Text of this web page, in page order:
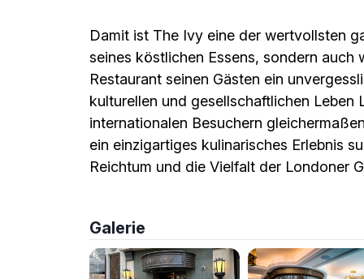
Damit ist The Ivy eine der wertvollsten
seines köstlichen Essens, sondern auch
Restaurant seinen Gästen ein
kulturellen und gesellschaftlichen
internationalen Besuchern
ein einzigartiges kulinarisches Erlebnis
Reichtum und die Vielfalt der Londoner
Galerie